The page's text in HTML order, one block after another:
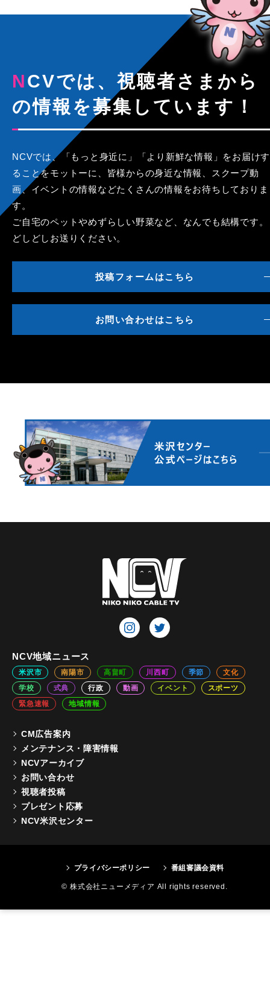
NCVでは、視聴者さまから
の情報を募集しています！
NCVでは、「もっと身近に」「より新鮮な情報」をお届けす
ることをモットーに、皆様からの身近な情報、スクープ動
画、イベントの情報などたくさんの情報をお待ちしておりま
す。
ご自宅のペットやめずらしい野菜など、なんでも結構です。
どしどしお送りください。
投稿フォームはこちら
お問い合わせはこちら
NCV地域ニュース
米沢市 南陽市 高畠町 川西町 季節
文化
学校
式典 行政 動画 イベント
スポーツ
緊急速報
地域情報
CM広告案内
メンテナンス・障害情報
NCVアーカイブ
お問い合わせ
視聴者投稿
プレゼント応募
NCV米沢センター
プライバシーポリシー 番組審議会資料
© 株式会社ニューメディア All rights reserved.